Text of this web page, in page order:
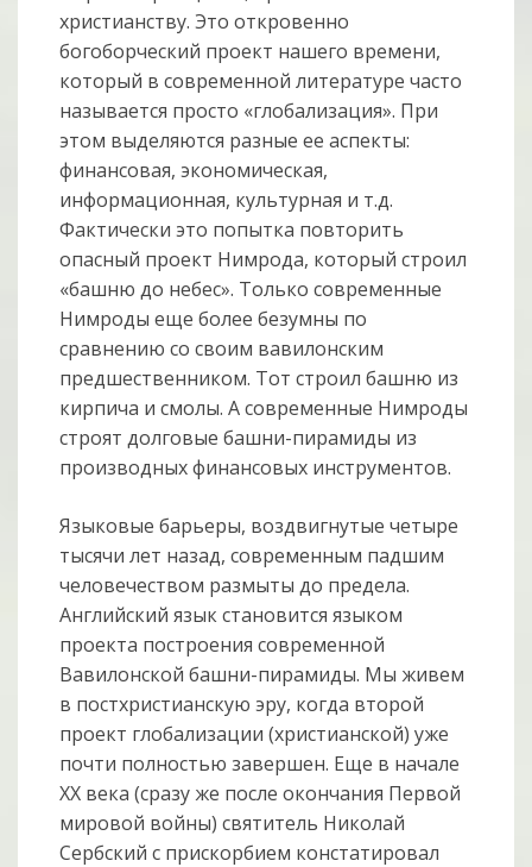
христианству. Это откровенно
богоборческий проект нашего времени,
который в современной литературе часто
называется просто «глобализация». При
этом выделяются разные ее аспекты:
финансовая, экономическая,
информационная, культурная и т.д.
Фактически это попытка повторить
опасный проект Нимрода, который строил
«башню до небес». Только современные
Нимроды еще более безумны по
сравнению со своим вавилонским
предшественником. Тот строил башню из
кирпича и смолы. А современные Нимроды
строят долговые башни-пирамиды из
производных финансовых инструментов.
Языковые барьеры, воздвигнутые четыре
тысячи лет назад, современным падшим
человечеством размыты до предела.
Английский язык становится языком
проекта построения современной
Вавилонской башни-пирамиды. Мы живем
в постхристианскую эру, когда второй
проект глобализации (христианской) уже
почти полностью завершен. Еще в начале
ХХ века (сразу же после окончания Первой
мировой войны) святитель Николай
Сербский с прискорбием констатировал